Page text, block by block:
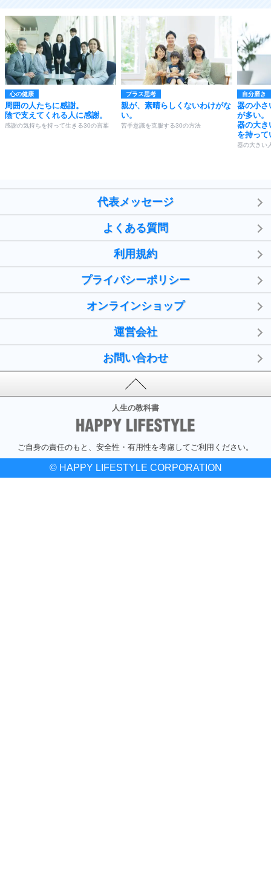
心の健康
周囲の人たちに感謝。
陰で支えてくれる人に感謝。
感謝の気持ちを持って生きる30の言葉
プラス思考
親が、素晴らしくないわけがな
い。
苦手意識を克服する30の方法
自分磨き
器の小さ
が多い。
器の大き
を持って
器の大きい
代表メッセージ
よくある質問
利用規約
プライバシーポリシー
オンラインショップ
運営会社
お問い合わせ
人生の教科書
ご自身の責任のもと、安全性・有用性を考慮してご利用ください。
© HAPPY LIFESTYLE CORPORATION